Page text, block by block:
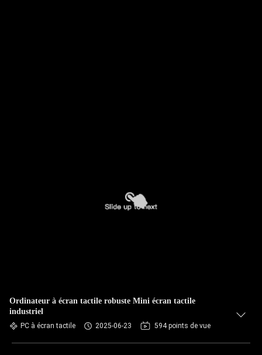
Ordinateur à écran tactile robuste Mini écran tactile
industriel
PC à écran tactile 2025-06-23 594 points de vue